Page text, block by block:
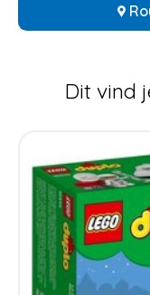
Dit vind